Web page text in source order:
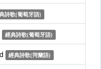
詩歌(葡萄牙語)
經典詩歌(葡萄牙語)
經典詩歌(菏蘭語)